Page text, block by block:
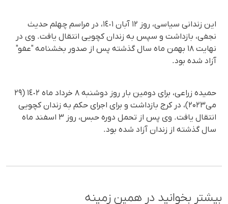
‏این زندانی سیاسی، روز ۱۲ آبان ١٤٠١، در مراسم چهلم حدیث
نجفی، بازداشت و سپس به زندان کچویی انتقال یافت. وی در
نهایت ١٨ بهمن ماه سال گذشته پس از صدور بخشنامه "عفو"
آزاد شده بود.
حمیده زراعی، برای دومین بار روز دوشنبه ٨ خرداد ماه ١٤٠٢ (٢٩
می‌۲۰۲۳)، در کرج بازداشت و برای اجرای حکم به زندان کچویی
انتقال یافت. وی پس از تحمل دوره حبس، روز ٣ اسفند ماه
سال گذشته از زندان آزاد شده بود.
بیشتر بخوانید در همین زمینه